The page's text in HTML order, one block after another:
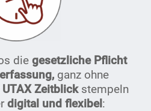
die gesetzliche Pflicht
ganz ohne
UTAX Zeitblickstempeln
digital und flexibel: